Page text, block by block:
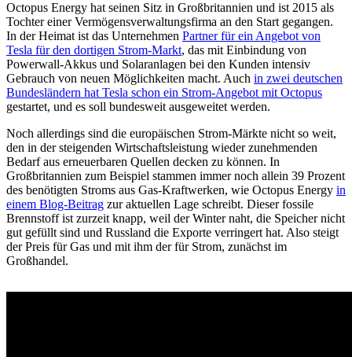
Octopus Energy hat seinen Sitz in Großbritannien und ist 2015 als
Tochter einer Vermögensverwaltungsfirma an den Start gegangen.
In der Heimat ist das Unternehmen Partner für ein Angebot von
Tesla für den dortigen Strom-Markt, das mit Einbindung von
Powerwall-Akkus und Solaranlagen bei den Kunden intensiv
Gebrauch von neuen Möglichkeiten macht. Auch in zwei deutschen
Bundesländern hat Tesla schon ein Strom-Angebot mit Octopus
gestartet, und es soll bundesweit ausgeweitet werden.
Noch allerdings sind die europäischen Strom-Märkte nicht so weit,
den in der steigenden Wirtschaftsleistung wieder zunehmenden
Bedarf aus erneuerbaren Quellen decken zu können. In
Großbritannien zum Beispiel stammen immer noch allein 39 Prozent
des benötigten Stroms aus Gas-Kraftwerken, wie Octopus Energy in
einem Blog-Beitrag zur aktuellen Lage schreibt. Dieser fossile
Brennstoff ist zurzeit knapp, weil der Winter naht, die Speicher nicht
gut gefüllt sind und Russland die Exporte verringert hat. Also steigt
der Preis für Gas und mit ihm der für Strom, zunächst im
Großhandel.